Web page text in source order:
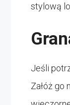
stylową
Jeśli
Załóż go